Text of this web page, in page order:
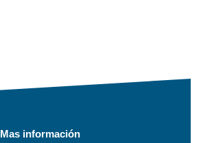
Mas información